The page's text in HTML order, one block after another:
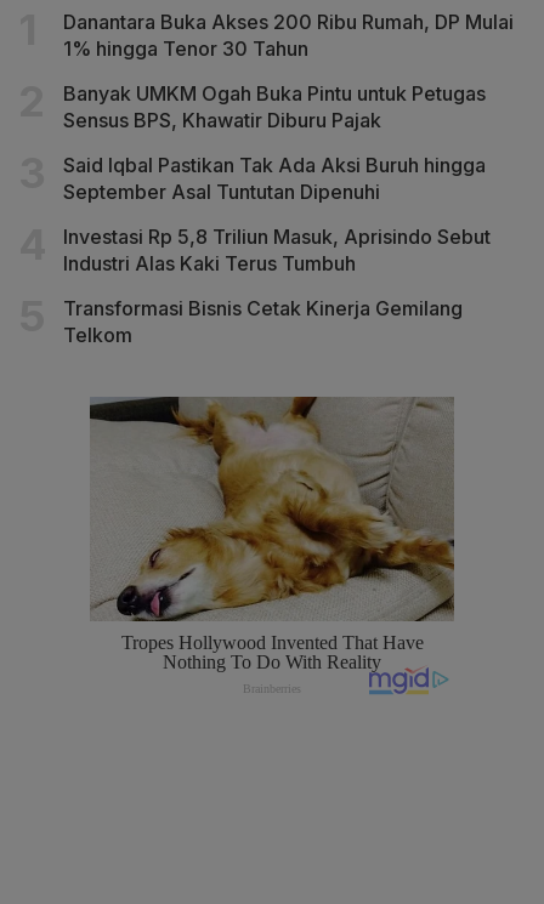
Danantara Buka Akses 200 Ribu Rumah, DP Mulai
1% hingga Tenor 30 Tahun
Banyak UMKM Ogah Buka Pintu untuk Petugas
Sensus BPS, Khawatir Diburu Pajak
Said Iqbal Pastikan Tak Ada Aksi Buruh hingga
September Asal Tuntutan Dipenuhi
Investasi Rp 5,8 Triliun Masuk, Aprisindo Sebut
Industri Alas Kaki Terus Tumbuh
Transformasi Bisnis Cetak Kinerja Gemilang
Telkom